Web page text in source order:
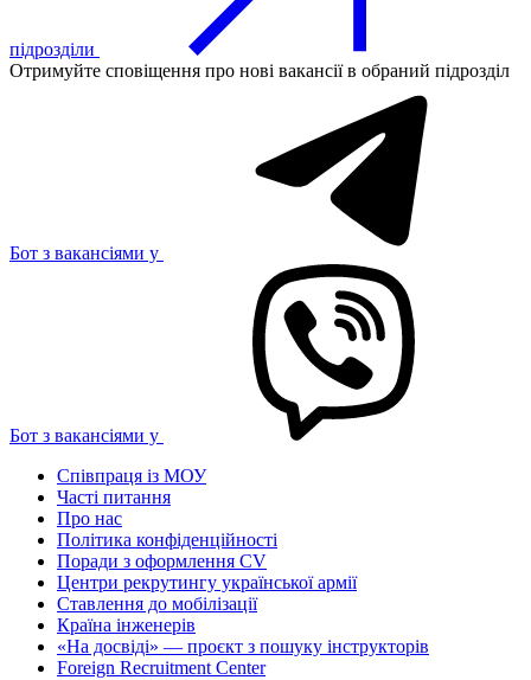
підрозділи
Отримуйте сповіщення про нові вакансії в обраний підрозділ
Бот з вакансіями у
Бот з вакансіями у
Співпраця із МОУ
Часті питання
Про нас
Політика конфіденційності
Поради з оформлення CV
Центри рекрутингу української армії
Ставлення до мобілізації
Країна інженерів
«На досвіді» — проєкт з пошуку інструкторів
Foreign Recruitment Center